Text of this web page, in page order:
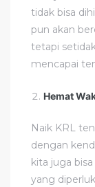
tidak bisa
pun akan
tetapi
mencapai
Hemat
Naik KRL
dengan
kita juga
yang